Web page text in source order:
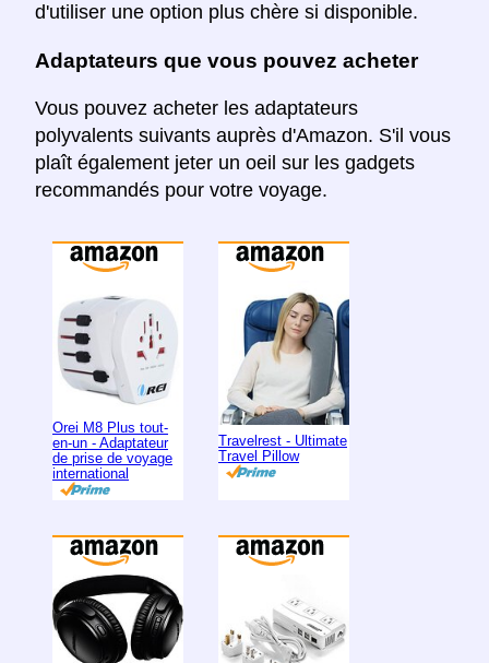
d'utiliser une option plus chère si disponible.
Adaptateurs que vous pouvez acheter
Vous pouvez acheter les adaptateurs
polyvalents suivants auprès d'Amazon. S'il vous
plaît également jeter un oeil sur les gadgets
recommandés pour votre voyage.
Orei M8 Plus tout-
en-un - Adaptateur
de prise de voyage
international
Travelrest - Ultimate
Travel Pillow